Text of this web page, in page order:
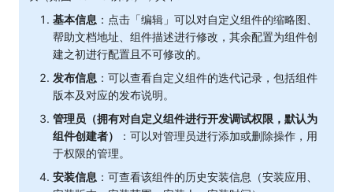
基本信息 ：点击「编辑」可以对自定义组件的缩略图、
帮助文档地址、组件描述进行修改，其余配置为组件创
建之初进行配置且不可修改的。
发布信息 ：可以查看自定义组件的迭代记录，包括组件
版本及对应的发布说明。
管理员（拥有对自定义组件进行开发调试权限，默认为
组件创建者）
：可以对管理员进行添加或删除操作，用
于权限的管理。
安装信息 ：可查看该组件的历史安装信息（安装应用、